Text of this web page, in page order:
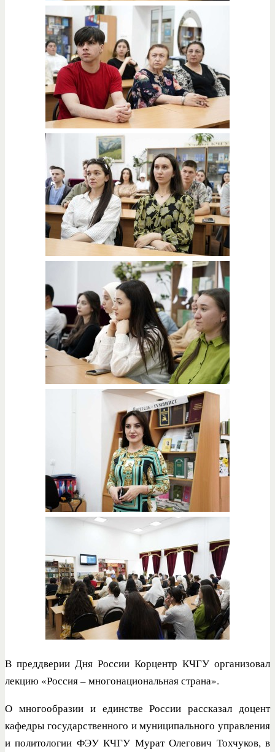
В преддверии Дня России Корцентр КЧГУ организовал
лекцию «Россия – многонациональная страна».
О многообразии и единстве России рассказал доцент
кафедры государственного и муниципального управления
и политологии ФЭУ КЧГУ Мурат Олегович Тохчуков, в